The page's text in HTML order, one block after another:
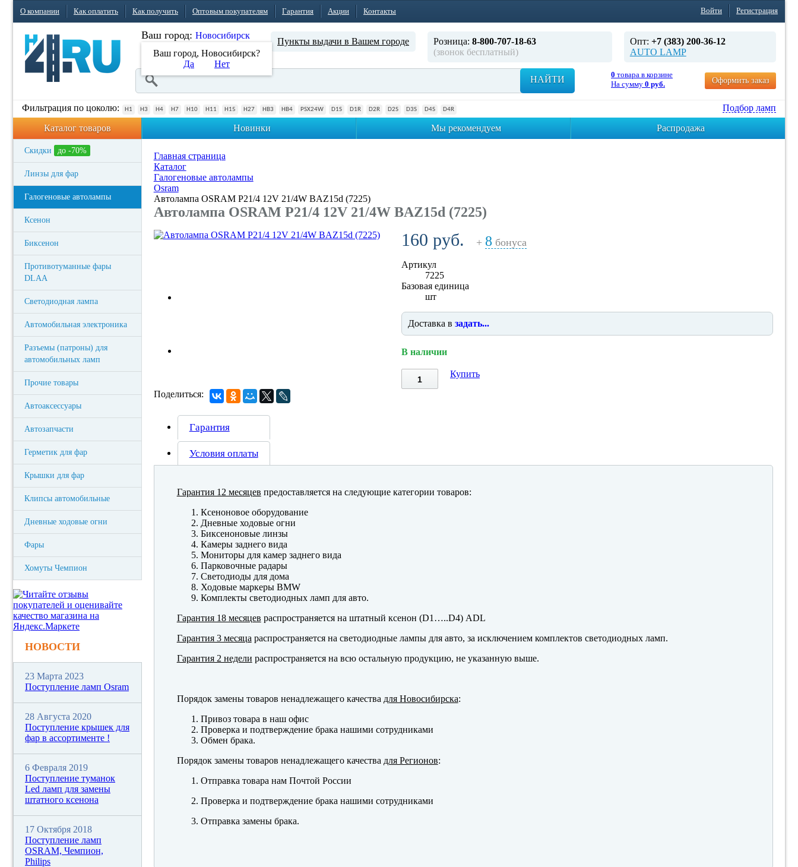
О компании Как оплатить Как получить Оптовым покупателям Гарантия Акции Контакты Войти Регистрация
Ваш город: Новосибирск
Ваш город, Новосибирск?
Да
Нет
Пункты выдачи в Вашем городе Розница: 8-800-707-18-63
(звонок бесплатный)
Опт: +7 (383) 200-36-12
AUTO LAMP
НАЙТИ 0 товара в корзине
На сумму 0 руб. Оформить заказ
Фильтрация по цоколю: H1 H3 H4 H7 H10 H11 H15 H27 HB3 HB4 PSX24W D1S D1R D2R D2S D3S D4S D4R
Подбор ламп
Каталог товаров
Новинки Мы рекомендуем Распродажа
Скидки до -70%
Линзы для фар
Галогеновые автолампы
Ксенон
Биксенон
Противотуманные фары
DLAA
Светодиодная лампа
Автомобильная электроника
Разъемы (патроны) для
автомобильных ламп
Прочие товары
Автоаксессуары
Автозапчасти
Герметик для фар
Крышки для фар
Клипсы автомобильные
Дневные ходовые огни
Фары
Хомуты Чемпион
Главная страница
Каталог
Галогеновые автолампы
Osram
Автолампа OSRAM P21/4 12V 21/4W BAZ15d (7225)
Автолампа OSRAM P21/4 12V 21/4W BAZ15d (7225)
160 руб. + 8 бонуса
Артикул
7225
Базовая единица
шт
Доставка в задать...
В наличии
Купить
Поделиться:
Гарантия
Условия оплаты
Гарантия 12 месяцев предоставляется на следующие категории товаров:
Ксеноновое оборудование
Дневные ходовые огни
Биксеноновые линзы
Камеры заднего вида
Мониторы для камер заднего вида
Парковочные радары
Светодиоды для дома
Ходовые маркеры BMW
Комплекты светодиодных ламп для авто.
Гарантия 18 месяцев распространяется на штатный ксенон (D1…..D4) ADL
Гарантия 3 месяца распространяется на светодиодные лампы для авто, за исключением комплектов светодиодных ламп.
Гарантия 2 недели распространяется на всю остальную продукцию, не указанную выше.
Порядок замены товаров ненадлежащего качества для Новосибирска:
Привоз товара в наш офис
Проверка и подтверждение брака нашими сотрудниками
Обмен брака.
Порядок замены товаров ненадлежащего качества для Регионов:
Отправка товара нам Почтой России
Проверка и подтверждение брака нашими сотрудниками
Отправка замены брака.
НОВОСТИ
23 Марта 2023
Поступление ламп Osram
28 Августа 2020
Поступление крышек для
фар в ассортименте !
6 Февраля 2019
Поступление туманок
Led ламп для замены
штатного ксенона
17 Октября 2018
Поступление ламп
OSRAM, Чемпион,
Philips